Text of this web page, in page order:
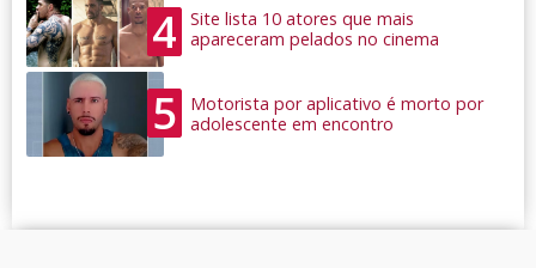
4
Site lista 10 atores que mais
apareceram pelados no cinema
5
Motorista por aplicativo é morto por
adolescente em encontro